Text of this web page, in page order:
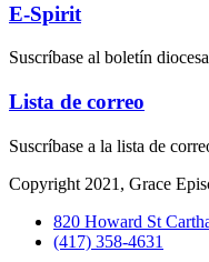
E-Spirit
Suscríbase al boletín
Lista de correo
Suscríbase a la lista de
Copyright 2021, Grace
820 Howard St
(417) 358-4631